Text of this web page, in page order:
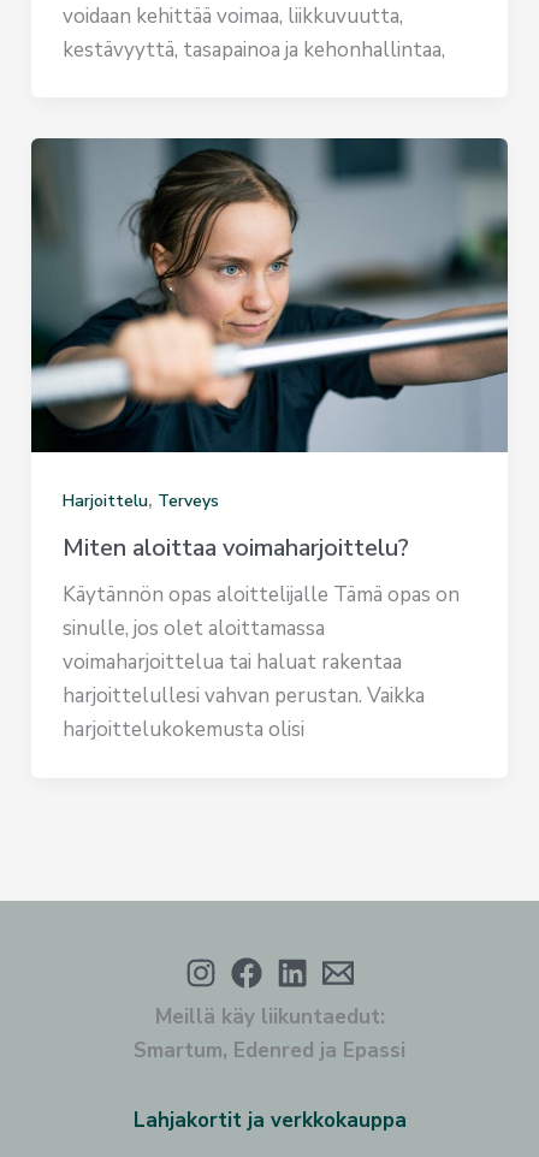
voidaan kehittää voimaa, liikkuvuutta,
kestävyyttä, tasapainoa ja kehonhallintaa,
Harjoittelu, Terveys
Miten aloittaa voimaharjoittelu?
Käytännön opas aloittelijalle Tämä opas on
sinulle, jos olet aloittamassa
voimaharjoittelua tai haluat rakentaa
harjoittelullesi vahvan perustan. Vaikka
harjoittelukokemusta olisi
Meillä käy liikuntaedut:
Smartum, Edenred ja Epassi
Lahjakortit ja verkkokauppa